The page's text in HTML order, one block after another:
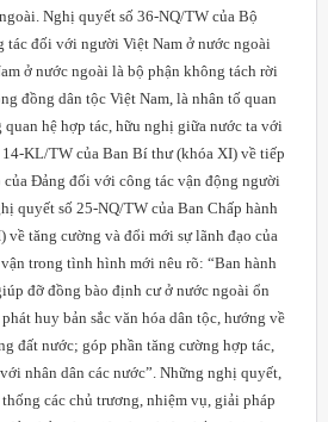
Nghị quyết số 36-NQ/TW của Bộ
tác đối với người Việt Nam ở nước ngoài
ở nước ngoài là bộ phận không tách rời
đồng dân tộc Việt Nam, là nhân tố quan
hệ hợp tác, hữu nghị giữa nước ta với
14-KL/TW của Ban Bí thư (khóa XI) về tiếp
của Đảng đối với công tác vận động người
quyết số 25-NQ/TW của Ban Chấp hành
tăng cường và đổi mới sự lãnh đạo của
trong tình hình mới nêu rõ: “Ban hành
đỡ đồng bào định cư ở nước ngoài ổn
huy bản sắc văn hóa dân tộc, hướng về
đất nước; góp phần tăng cường hợp tác,
nhân dân các nước”. Những nghị quyết,
các chủ trương, nhiệm vụ, giải pháp